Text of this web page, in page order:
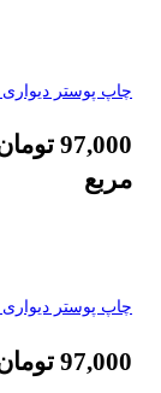
چاپ پوستر دیواری
97,000
مربع
چاپ پوستر دیواری
97,000